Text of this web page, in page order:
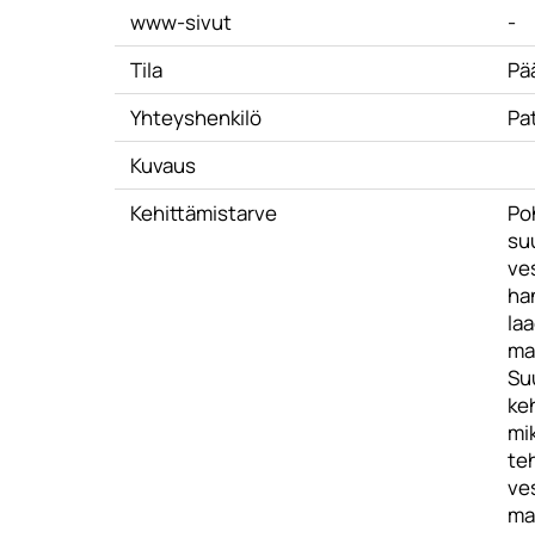
www-sivut
-
Tila
Yhteyshenkilö
Kuvaus
Kehittämistarve